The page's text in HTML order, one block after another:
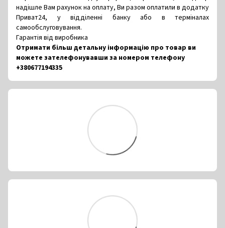
надішле Вам рахунок на оплату, Ви разом оплатили в додатку
Приват24, у відділенні банку або в терміналах
самообслуговування.
Гарантія від виробника
Отримати більш детальну інформацію про товар ви
можете зателефонувавши за номером телефону
+380677194335